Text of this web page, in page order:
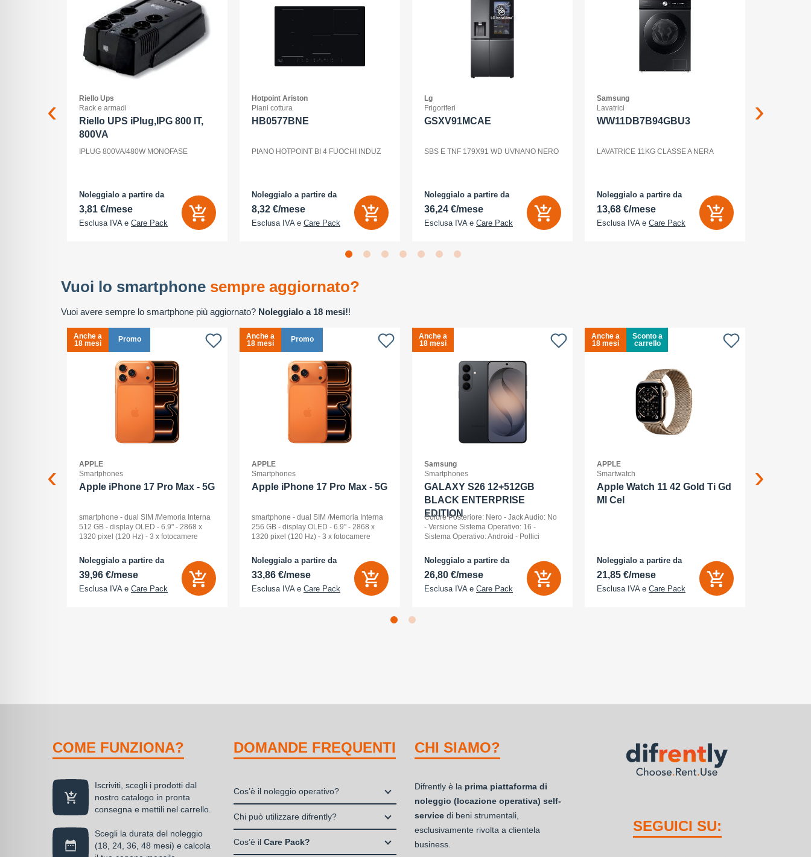
Riello Ups
Rack e armadi
Riello UPS iPlug,IPG 800 IT,
800VA
IPLUG 800VA/480W MONOFASE
Noleggialo a partire da
3,81 €/mese
Esclusa IVA e Care Pack
Hotpoint Ariston
Piani cottura
HB0577BNE
PIANO HOTPOINT BI 4 FUOCHI INDUZ
Noleggialo a partire da
8,32 €/mese
Esclusa IVA e Care Pack
Lg
Frigoriferi
GSXV91MCAE
SBS E TNF 179X91 WD UVNANO NERO
Noleggialo a partire da
36,24 €/mese
Esclusa IVA e Care Pack
Samsung
Lavatrici
WW11DB7B94GBU3
LAVATRICE 11KG CLASSE A NERA
Noleggialo a partire da
13,68 €/mese
Esclusa IVA e Care Pack
Vuoi lo smartphone sempre aggiornato?
Vuoi avere sempre lo smartphone più aggiornato? Noleggialo a 18 mesi!!
Anche a
18 mesi
Promo
APPLE
Smartphones
Apple iPhone 17 Pro Max - 5G
smartphone - dual SIM /Memoria Interna
512 GB - display OLED - 6.9" - 2868 x
1320 pixel (120 Hz) - 3 x fotocamere
camera 18 Megapixel - arancione
cosmico
Noleggialo a partire da
39,96 €/mese
Esclusa IVA e Care Pack
Anche a
18 mesi
Promo
APPLE
Smartphones
Apple iPhone 17 Pro Max - 5G
smartphone - dual SIM /Memoria Interna
256 GB - display OLED - 6.9" - 2868 x
1320 pixel (120 Hz) - 3 x fotocamere
camera 18 Megapixel - arancione
cosmico
Noleggialo a partire da
33,86 €/mese
Esclusa IVA e Care Pack
Anche a
18 mesi
Samsung
Smartphones
GALAXY S26 12+512GB
BLACK ENTERPRISE
EDITION
Colore Posteriore: Nero - Jack Audio: No
- Versione Sistema Operativo: 16 -
Sistema Operativo: Android - Pollici
- Memoria Interna (ROM): 512 GB -
Espandibile fino a: 0 GB - Dual Sim: Sì
Noleggialo a partire da
26,80 €/mese
Esclusa IVA e Care Pack
Anche a
18 mesi
Sconto a
carrello
APPLE
Smartwatch
Apple Watch 11 42 Gold Ti Gd
Ml Cel
Noleggialo a partire da
21,85 €/mese
Esclusa IVA e Care Pack
COME FUNZIONA?
Iscriviti, scegli i prodotti dal
nostro catalogo in pronta
consegna e mettili nel carrello.
Scegli la durata del noleggio
(18, 24, 36, 48 mesi) e calcola
DOMANDE FREQUENTI
Cos’è il noleggio operativo?
Il noleggio, o locazione operativa, è una
disponibilità di un bene strumentale utile
Chi può utilizzare difrently?
Liberi Professionisti e Studi Associati
Cos’è il Care Pack?
CHI SIAMO?
Difrently è la prima piattaforma di
noleggio (locazione operativa) self-
service di beni strumentali,
esclusivamente rivolta a clientela
business.
SEGUICI SU: